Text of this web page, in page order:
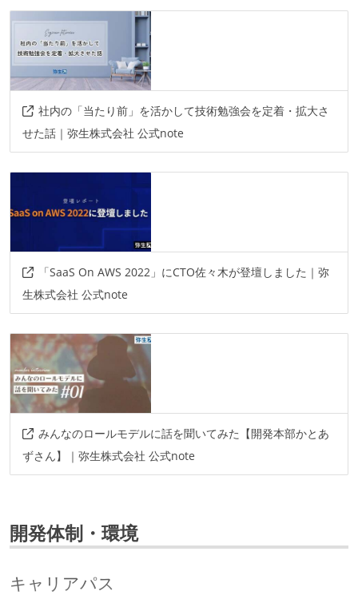
社内の「当たり前」を活かして技術勉強会を定着・拡大さ
せた話｜弥生株式会社 公式note
「SaaS On AWS 2022」にCTO佐々木が登壇しました｜弥
生株式会社 公式note
みんなのロールモデルに話を聞いてみた【開発本部かとあ
ずさん】｜弥生株式会社 公式note
開発体制・環境
キャリアパス